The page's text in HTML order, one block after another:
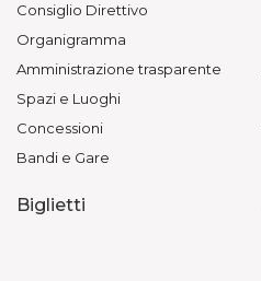
Consiglio Direttivo
Organigramma
Amministrazione trasparente
Spazi e Luoghi
Concessioni
Bandi e Gare
Biglietti